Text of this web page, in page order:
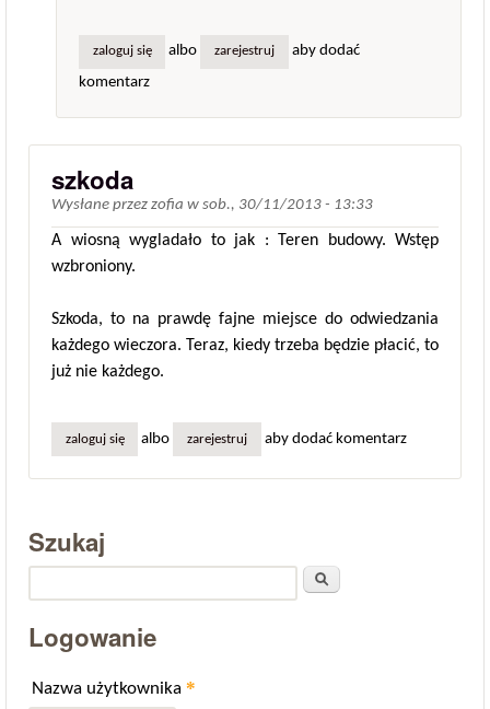
zaloguj się albo zarejestruj
aby dodać
komentarz
szkoda
Wysłane przez zofia w sob., 30/11/2013 - 13:33
A wiosną wygladało to jak : Teren budowy. Wstęp
wzbroniony.
Szkoda, to na prawdę fajne miejsce do odwiedzania
każdego wieczora. Teraz, kiedy trzeba będzie płacić, to
już nie każdego.
zaloguj się albo zarejestruj aby dodać komentarz
Szukaj
Logowanie
Nazwa użytkownika *